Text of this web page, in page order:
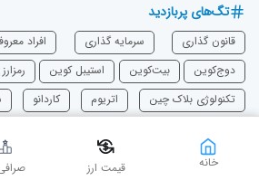
خانه قیمت ارز
تگ‌های پربازدید
قانون گذاری سرمایه‌ گذاری افراد
دوج‌کوین
بیت‌کوین استیبل کوین
تکنولوژی بلاک چین
اتریوم ‌کاردانو